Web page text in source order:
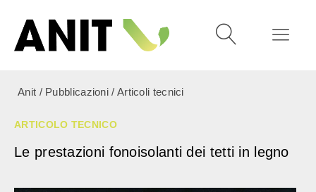
Anit / Pubblicazioni / Articoli tecnici
ARTICOLO TECNICO
Le prestazioni fonoisolanti dei tetti in legno